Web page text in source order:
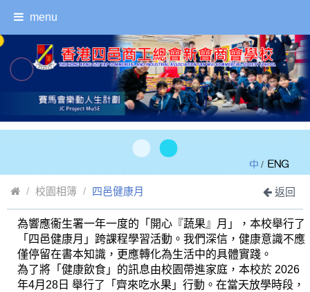
menu
/
校園相簿 四邑健康月 返回
為響應衞生署一年一度的「開心『蔬果』月」，本校舉行了
「四邑健康月」跨課程學習活動。我們深信，健康意識不應
僅停留在書本知識，更應轉化為生活中的具體實踐。
為了將「健康飲食」的訊息由校園帶進家庭，本校於 2026
年4月28日 舉行了「齊來吃水果」行動。在當天放學時段，